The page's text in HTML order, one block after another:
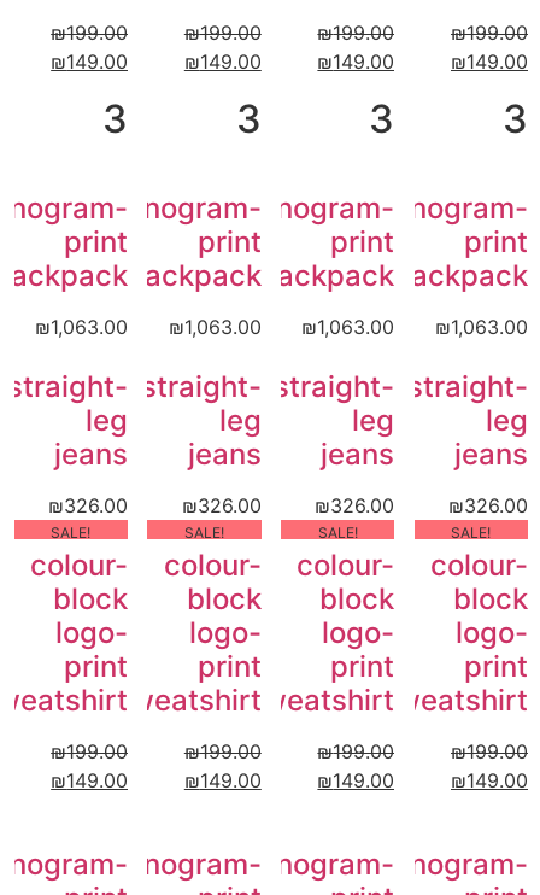
₪199.00
₪149.00
3
Monogram-
print
backpack
₪1,063.00
straight-
leg
jeans
₪326.00
!SALE
colour-
block
logo-
print
sweatshirt
₪199.00
₪149.00
Monogram-
₪199.00
₪149.00
3
Monogram-
print
backpack
₪1,063.00
straight-
leg
jeans
₪326.00
!SALE
colour-
block
logo-
print
sweatshirt
₪199.00
₪149.00
Monogram-
₪199.00
₪149.00
3
Monogram-
print
backpack
₪1,063.00
straight-
leg
jeans
₪326.00
!SALE
colour-
block
logo-
print
sweatshirt
₪199.00
₪149.00
Monogram-
₪199.00
₪149.00
3
print
₪1,063.00
straight-
leg
jeans
₪326.00
!SALE
colour-
block
logo-
print
₪199.00
₪149.00